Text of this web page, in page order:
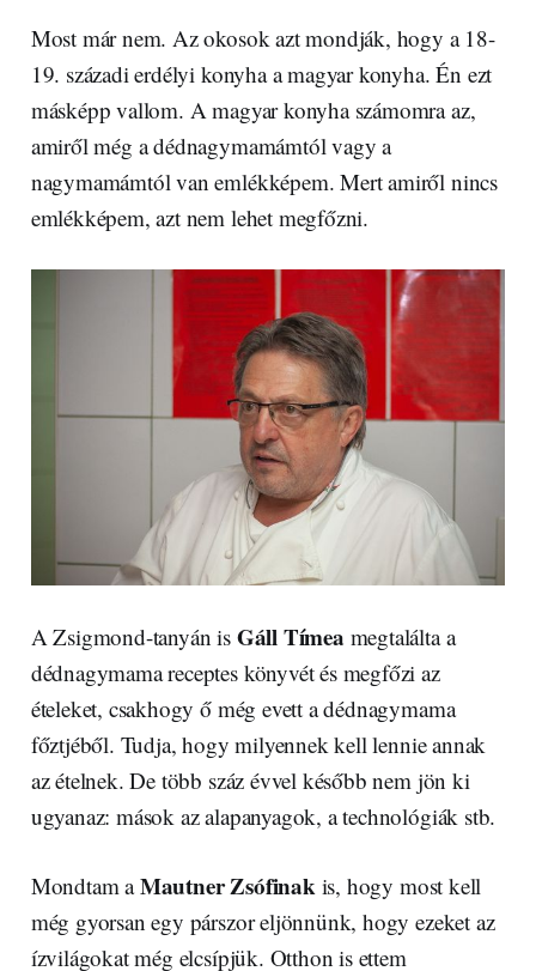
Most már nem. Az okosok azt mondják, hogy a 18-
19. századi erdélyi konyha a magyar konyha. Én ezt
másképp vallom. A magyar konyha számomra az,
amiről még a dédnagymamámtól vagy a
nagymamámtól van emlékképem. Mert amiről nincs
emlékképem, azt nem lehet megfőzni.
A Zsigmond-tanyán is Gáll Tímea megtalálta a
dédnagymama receptes könyvét és megfőzi az
ételeket, csakhogy ő még evett a dédnagymama
főztjéből. Tudja, hogy milyennek kell lennie annak
az ételnek. De több száz évvel később nem jön ki
ugyanaz: mások az alapanyagok, a technológiák stb.
Mondtam aMautner Zsófinakis, hogy most kell
még gyorsan egy párszor eljönnünk, hogy ezeket az
ízvilágokat még elcsípjük. Otthon is ettem